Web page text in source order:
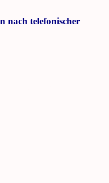
nach telefonischer